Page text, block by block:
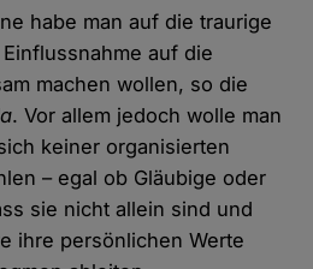
habe man auf die traurige
auf die
machen wollen, so die
. Vor allem jedoch wolle man
keiner organisierten
– egal ob Gläubige oder
sie nicht allein sind und
ihre persönlichen Werte